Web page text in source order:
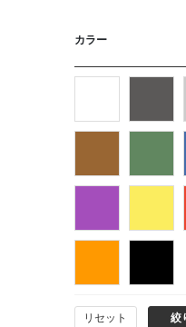
カジュアルシャツ
フォーマルタイ
バッグ
カラー
リセット 絞